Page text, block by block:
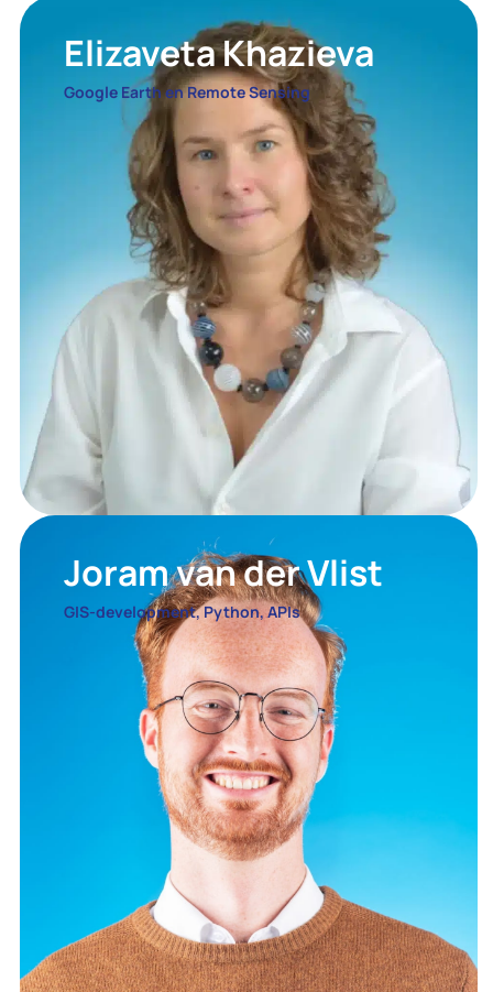
Elizaveta Khazieva
Google Earth en Remote Sensing
Joram van der Vlist
GIS-development, Python, APIs